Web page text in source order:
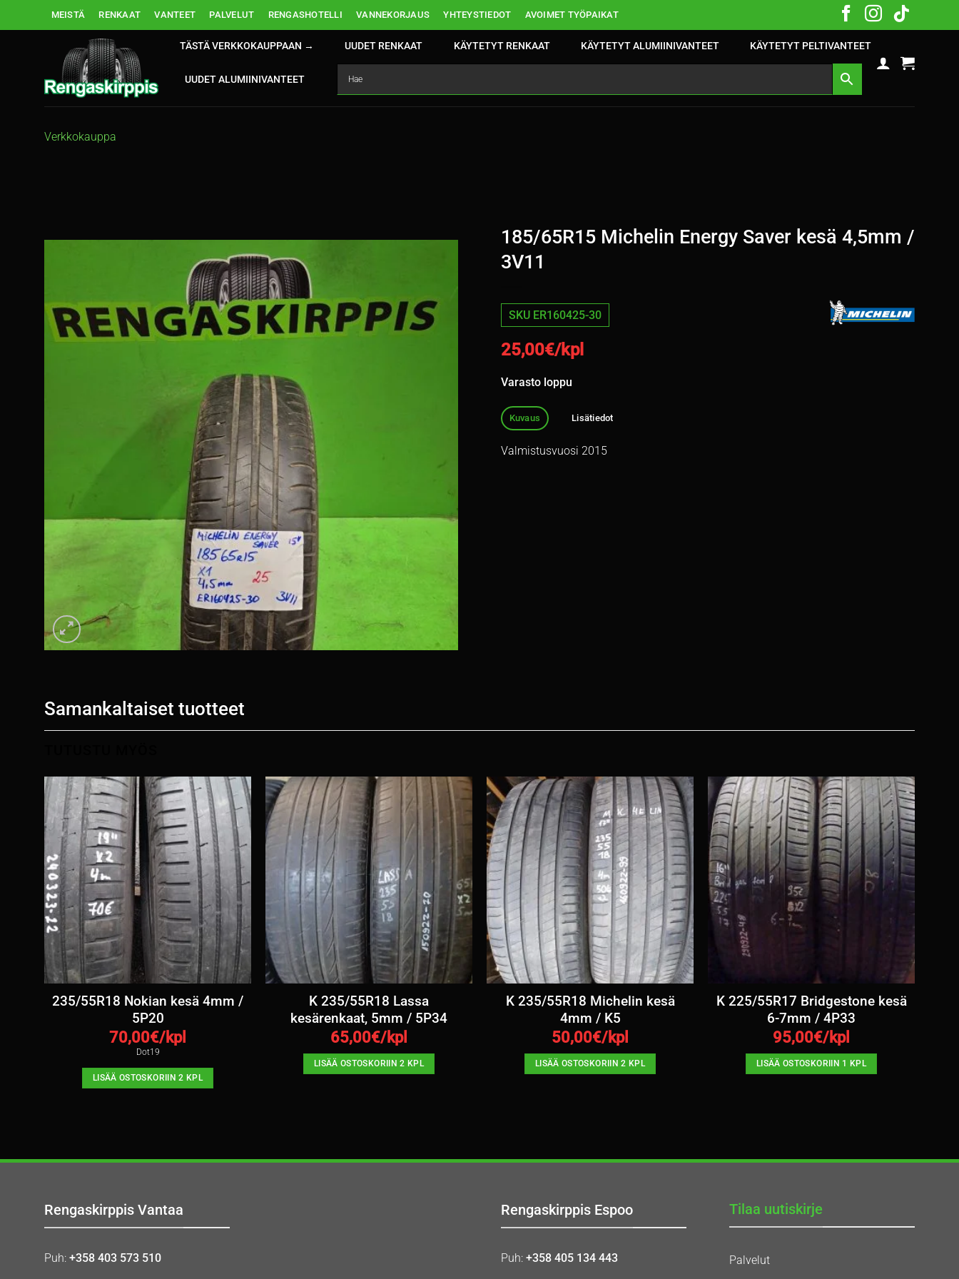
MEISTÄ RENKAAT VANTEET PALVELUT RENGASHOTELLI VANNEKORJAUS YHTEYSTIEDOT AVOIMET TYÖPAIKAT
TÄSTÄ VERKKOKAUPPAAN → UUDET RENKAAT KÄYTETYT RENKAAT KÄYTETYT ALUMIINIVANTEET KÄYTETYT PELTIVANTEET
UUDET ALUMIINIVANTEET
Verkkokauppa
185/65R15 Michelin Energy Saver kesä 4,5mm /
3V11
SKU ER160425-30
25,00€/kpl
Varasto loppu
Kuvaus Lisätiedot
Valmistusvuosi 2015
Samankaltaiset tuotteet
235/55R18 Nokian kesä 4mm /
5P20
70,00€/kpl
Dot19
LISÄÄ OSTOSKORIIN 2 KPL
K 235/55R18 Lassa
kesärenkaat, 5mm / 5P34
65,00€/kpl
LISÄÄ OSTOSKORIIN 2 KPL
K 235/55R18 Michelin kesä
4mm / K5
50,00€/kpl
LISÄÄ OSTOSKORIIN 2 KPL
K 225/55R17 Bridgestone kesä
6-7mm / 4P33
95,00€/kpl
LISÄÄ OSTOSKORIIN 1 KPL
Rengaskirppis Vantaa
Puh: +358 403 573 510
Rengaskirppis Espoo
Puh: +358 405 134 443
Tilaa uutiskirje
Palvelut